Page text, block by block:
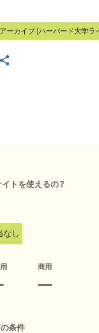
ーカイブ (ハーバード大学
トを使えるの？
なし
商用
条件